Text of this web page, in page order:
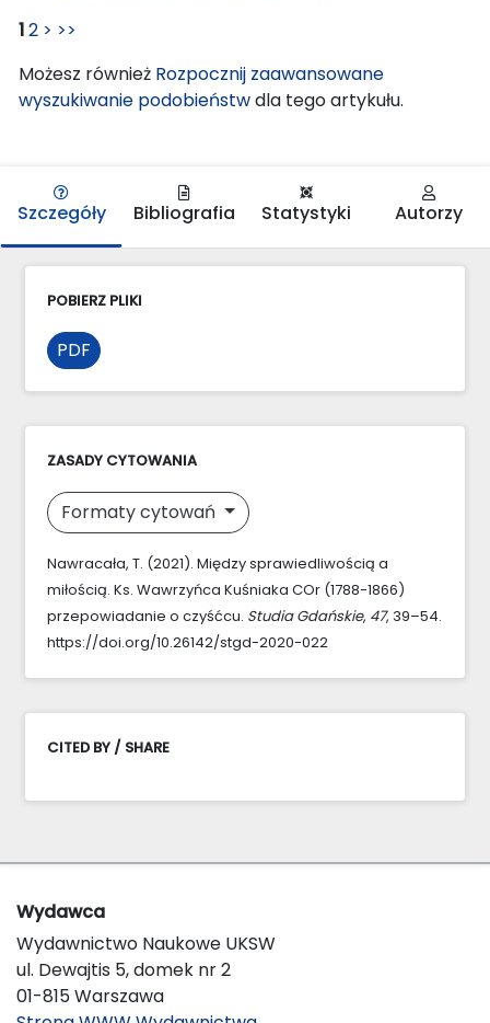
12 > >>
Możesz również Rozpocznij zaawansowane
wyszukiwanie podobieństwdla tego artykułu.
Szczegóły Bibliografia Statystyki Autorzy
POBIERZ PLIKI
PDF
ZASADY CYTOWANIA
Formaty cytowań
Nawracała, T. (2021). Między sprawiedliwością a
miłością. Ks. Wawrzyńca Kuśniaka COr (1788-1866)
przepowiadanie o czyśćcu. Studia Gdańskie, 47, 39–54.
https://doi.org/10.26142/stgd-2020-022
CITED BY / SHARE
Wydawca
Wydawnictwo Naukowe UKSW
ul. Dewajtis 5, domek nr 2
01-815 Warszawa